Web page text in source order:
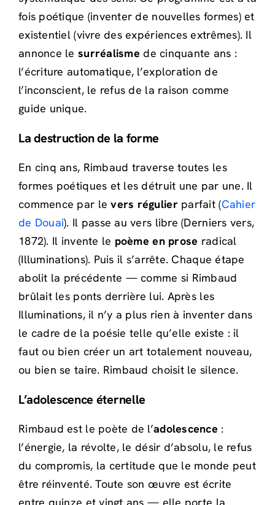
fois poétique (inventer de nouvelles formes) et
existentiel (vivre des expériences extrêmes). Il
annonce le surréalisme de cinquante ans :
l’écriture automatique, l’exploration de
l’inconscient, le refus de la raison comme
guide unique.
La destruction de la forme
En cinq ans, Rimbaud traverse toutes les
formes poétiques et les détruit une par une. Il
commence par levers régulierparfait (Cahier
de Douai). Il passe au vers libre (Derniers vers,
1872). Il invente le poème en prose radical
(Illuminations). Puis il s’arrête. Chaque étape
abolit la précédente — comme si Rimbaud
brûlait les ponts derrière lui. Après les
Illuminations, il n’y a plus rien à inventer dans
le cadre de la poésie telle qu’elle existe : il
faut ou bien créer un art totalement nouveau,
ou bien se taire. Rimbaud choisit le silence.
L’adolescence éternelle
Rimbaud est le poète de l’adolescence :
l’énergie, la révolte, le désir d’absolu, le refus
du compromis, la certitude que le monde peut
être réinventé. Toute son œuvre est écrite